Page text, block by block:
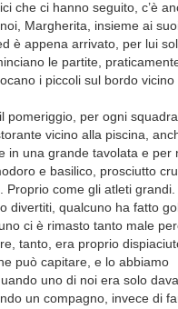
che ci hanno seguito, c’è
Margherita, insieme ai
è appena arrivato, per lui
le partite,
i piccoli sul bordo vicino
pomeriggio, per ogni
vicino alla piscina,
in una grande tavolata e per
e basilico, prosciutto
Proprio come gli atleti grandi.
divertiti, qualcuno ha fatto
ci è rimasto tanto male
tanto, era proprio
può capitare, e lo abbiamo
uno di noi era solo
un compagno, invece di